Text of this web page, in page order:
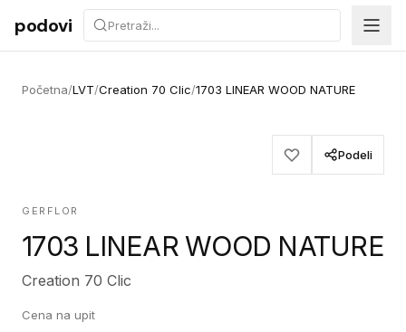
Preskoči na sadržaj
podovi
Početna/LVT/Creation 70 Clic/1703 LINEAR WOOD NATURE
Podeli
GERFLOR
1703 LINEAR WOOD NATURE
Creation 70 Clic
Cena na upit